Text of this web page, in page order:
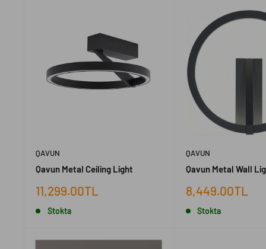
QAVUN
Qavun Metal Ceiling Light
İndirimli
11,299.00TL
Stokta
QAVUN
Qavun Metal Wall
İndirimli
8,449.00TL
Stokta